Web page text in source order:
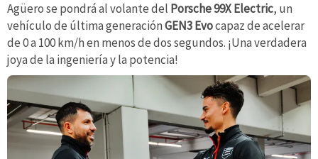
Agüero se pondrá al volante del Porsche 99X Electric, un
vehículo de última generaciónGEN3 Evocapaz de acelerar
de 0 a 100 km/h en menos de dos segundos. ¡Una verdadera
joya de la ingeniería y la potencia!